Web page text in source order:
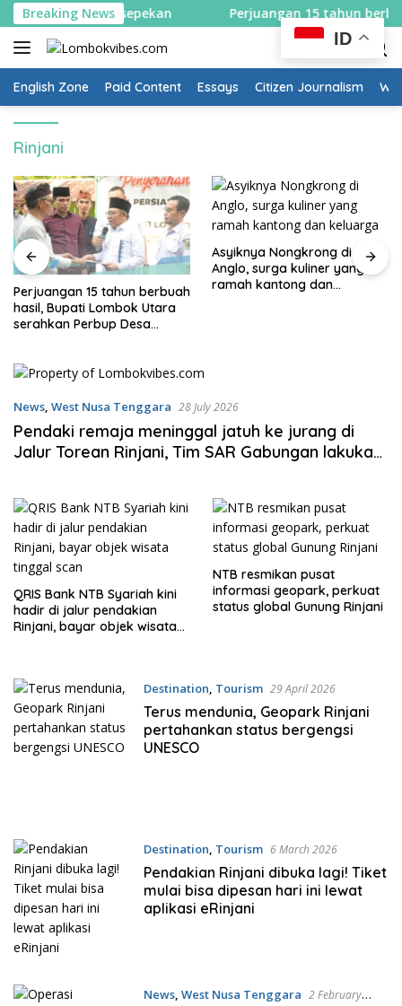
Skip
to
content
Breaking News
selama sepekan Perjuangan 15 tahun berbuah
English Zone Paid Content Essays Citizen Journalism
Rinjani
Perjuangan 15 tahun berbuah
hasil, Bupati Lombok Utara
serahkan Perbup Desa
Asyiknya Nongkrong di
Anglo, surga kuliner yang
ramah kantong dan
News, West Nusa Tenggara 28 July 2026
Pendaki remaja meninggal jatuh ke jurang di
Jalur Torean Rinjani, Tim SAR Gabungan lakukan
QRIS Bank NTB Syariah kini
hadir di jalur pendakian
Rinjani, bayar objek wisata
NTB resmikan pusat
informasi geopark, perkuat
status global Gunung Rinjani
Destination, Tourism 29 April 2026
Terus mendunia, Geopark Rinjani
pertahankan status bergengsi
UNESCO
Destination, Tourism 6 March 2026
Pendakian Rinjani dibuka lagi! Tiket
mulai bisa dipesan hari ini lewat
aplikasi eRinjani
News, West Nusa Tenggara 2 February
ID